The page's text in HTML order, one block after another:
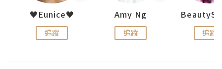
♥Eunice♥
追蹤
Amy Ng
追蹤 追蹤